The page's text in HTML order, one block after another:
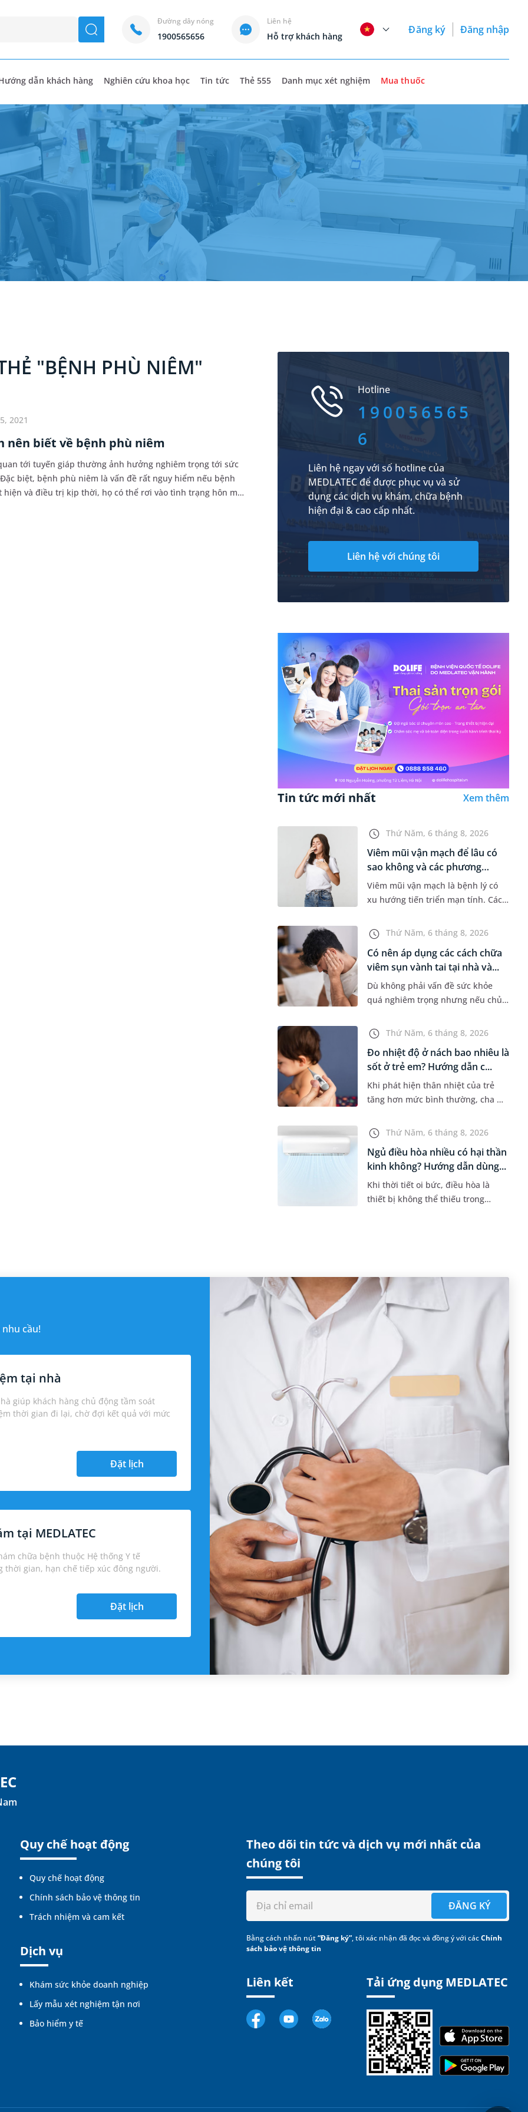
seach
Đường dây nóng
1900565656
Liên hệ
Hỗ trợ khách hàng
Đăng ký Đăng nhập
dẫn khách hàng Nghiên cứu khoa học Tin tức Thẻ 555 Danh mục xét nghiệm Mua thuốc
"BỆNH PHÙ NIÊM"
2021
nên biết về bệnh phù niêm
tới tuyến giáp thường ảnh hưởng nghiêm trọng tới sức
biệt, bệnh phù niêm là vấn đề rất nguy hiểm nếu bệnh
và điều trị kịp thời, họ có thể rơi vào tình trạng hôn mê.
Hotline
190056565
6
Liên hệ ngay với số hotline của
MEDLATEC để được phục vụ và sử
dụng các dịch vụ khám, chữa bệnh
hiện đại & cao cấp nhất.
Liên hệ với chúng tôi
Tin tức mới nhất Xem thêm
Thứ Năm, 6 tháng 8, 2026
Viêm mũi vận mạch để lâu có
sao không và các phương
pháp...
Viêm mũi vận mạch là bệnh lý có
xu hướng tiến triển mạn tính. Các
nước mũi thường xuyên khiến
người bệnh khó chịu. Tuy nhiên,...
Thứ Năm, 6 tháng 8, 2026
Có nên áp dụng các cách chữa
viêm sụn vành tai tại nhà và...
Dù không phải vấn đề sức khỏe
quá nghiêm trọng nhưng nếu chủ
bệnh có thể phải đối mặt với một
số biến chứng. Nếu chưa xuất hiệ...
Thứ Năm, 6 tháng 8, 2026
Đo nhiệt độ ở nách bao nhiêu là
sốt ở trẻ em? Hướng dẫn c...
Khi phát hiện thân nhiệt của trẻ
tăng hơn mức bình thường, cha mẹ
Tuy nhiên, không phải ai cũng biết
đo nhiệt độ ở nách bao...
Thứ Năm, 6 tháng 8, 2026
Ngủ điều hòa nhiều có hại thần
kinh không? Hướng dẫn dùng...
Khi thời tiết oi bức, điều hòa là
thiết bị không thể thiếu trong
cầu!
tại nhà
giúp khách hàng chủ động tầm soát
thời gian đi lại, chờ đợi kết quả với mức
Đặt lịch
tại MEDLATEC
chữa bệnh thuộc Hệ thống Y tế
thời gian, hạn chế tiếp xúc đông người.
Đặt lịch
Quy chế hoạt động
Quy chế hoạt động
Chính sách bảo vệ thông tin
Trách nhiệm và cam kết
Dịch vụ
Khám sức khỏe doanh nghiệp
Lấy mẫu xét nghiệm tận nơi
Bảo hiểm y tế
Theo dõi tin tức và dịch vụ mới nhất của
chúng tôi
ĐĂNG KÝ
Bằng cách nhấn nút“Đăng ký”, tôi xác nhận đã đọc và đồng ý với cácChính
sách bảo vệ thông tin
Liên kết Tải ứng dụng MEDLATEC